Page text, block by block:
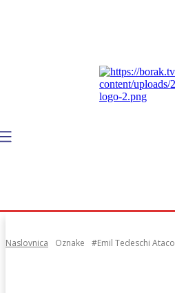
Naslovnica Oznake #Emil Tedeschi Ataco